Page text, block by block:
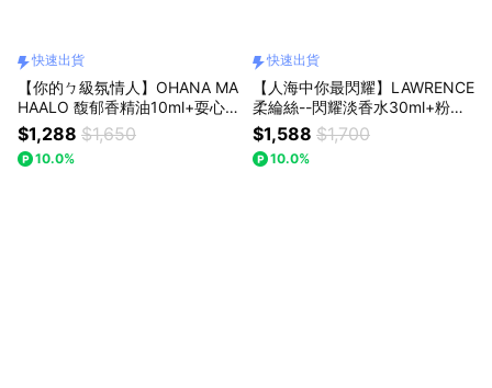
快速出貨
【你的ㄅ級氛情人】OHANA MA
HAALO 馥郁香精油10ml+耍心
機香膏3g+粉紅禮物盒(小) ❤️快
速出貨✨
$1,288 $1,650
10.0%
快速出貨
【人海中你最閃耀】LAWRENCE
柔綸絲--閃耀淡香水30ml+粉耀
眼亮肌精華110ml+粉紅禮物盒
(小) 🚀快速出貨
$1,588 $1,700
10.0%